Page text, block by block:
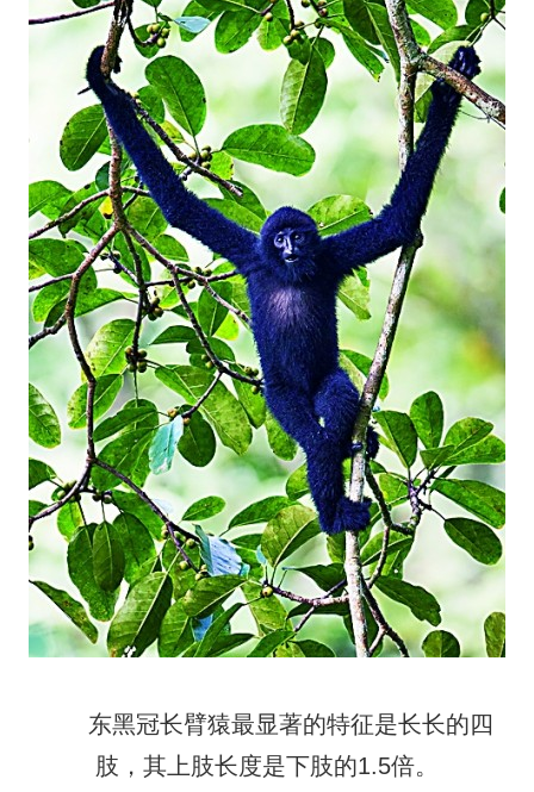
东黑冠长臂猿最显著的特征是长长的四
肢，其上肢长度是下肢的1.5倍。